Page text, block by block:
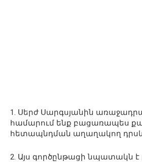
1. Սերժ Սարգսյանին
համարում ենք բացառապես
հետապնդման աղաղակող
2. Այս գործընթացի նպատակն է